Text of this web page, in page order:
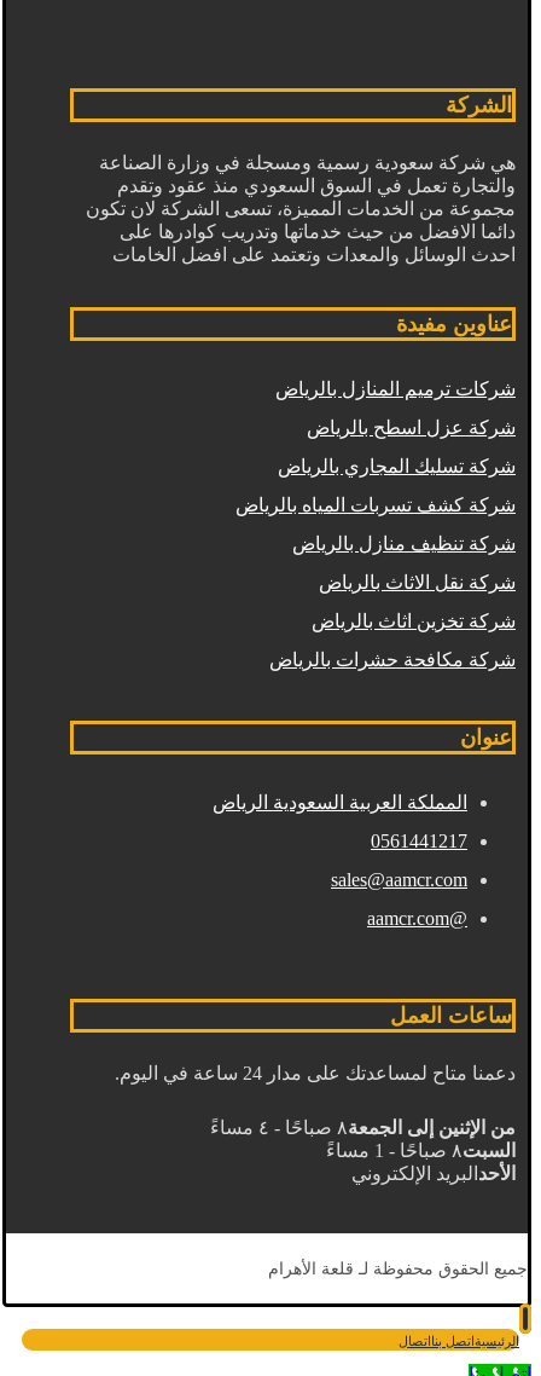
الشركة
هي شركة سعودية رسمية ومسجلة في وزارة الصناعة
والتجارة تعمل في السوق السعودي منذ عقود وتقدم
مجموعة من الخدمات المميزة، تسعى الشركة لان تكون
دائما الافضل من حيث خدماتها وتدريب كوادرها على
احدث الوسائل والمعدات وتعتمد على افضل الخامات
عناوين مفيدة
شركات ترميم المنازل بالرياض
شركة عزل اسطح بالرياض
شركة تسليك المجاري بالرياض
شركة كشف تسربات المياه بالرياض
شركة تنظيف منازل بالرياض
شركة نقل الاثاث بالرياض
شركة تخزين اثاث بالرياض
شركة مكافحة حشرات بالرياض
عنوان
المملكة العربية السعودية الرياض
0561441217
sales@aamcr.com
@aamcr.com
ساعات العمل
دعمنا متاح لمساعدتك على مدار 24 ساعة في اليوم.
من الإثنين إلى الجمعة٨ صباحًا - ٤ مساءً
السبت٨ صباحًا - 1 مساءً
الأحد البريد الإلكتروني
جميع الحقوق محفوظة لـ قلعة الأهرام
الرئيسيةاتصل بنااتصال